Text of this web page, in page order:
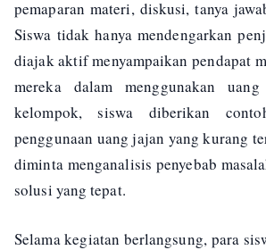
pemaparan materi, diskusi, tanya
Siswa tidak hanya mendengarkan
diajak aktif menyampaikan pendapat
mereka dalam menggunakan
kelompok, siswa diberikan
penggunaan uang jajan yang kurang
diminta menganalisis penyebab
solusi yang tepat.
Selama kegiatan berlangsung, para